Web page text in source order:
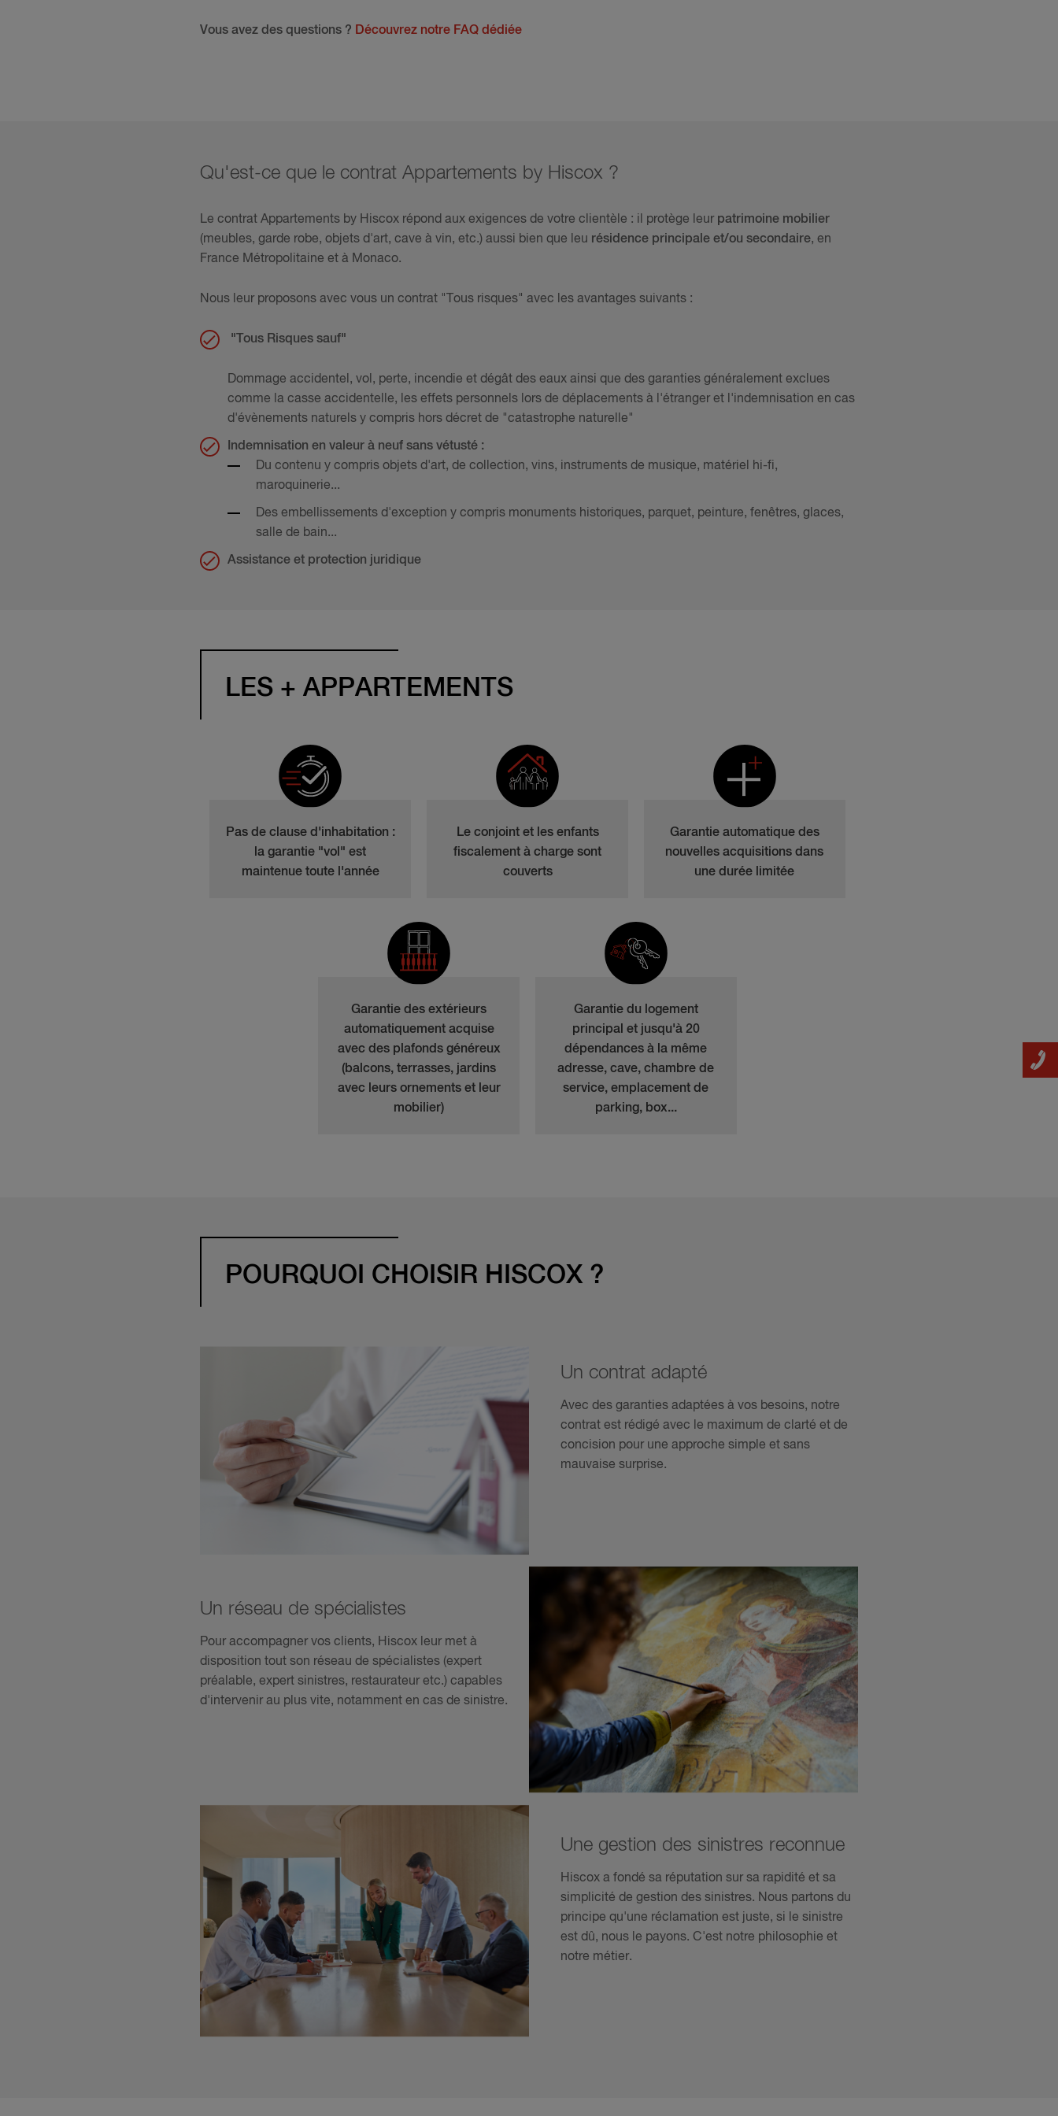
Vous avez des questions ? Découvrez notre FAQ dédiée
Qu'est-ce que le contrat Appartements by Hiscox ?
Le contrat Appartements by Hiscox répond aux exigences de votre clientèle : il protège leur patrimoine mobilier
(meubles, garde robe, objets d'art, cave à vin, etc.) aussi bien que leu résidence principale et/ou secondaire, en
France Métropolitaine et à Monaco.
Nous leur proposons avec vous un contrat "Tous risques" avec les avantages suivants :
"Tous Risques sauf"
Dommage accidentel, vol, perte, incendie et dégât des eaux ainsi que des garanties généralement exclues
comme la casse accidentelle, les effets personnels lors de déplacements à l'étranger et l'indemnisation en cas
d'évènements naturels y compris hors décret de "catastrophe naturelle"
Indemnisation en valeur à neuf sans vétusté :
Du contenu y compris objets d'art, de collection, vins, instruments de musique, matériel hi-fi,
maroquinerie...
Des embellissements d'exception y compris monuments historiques, parquet, peinture, fenêtres, glaces,
salle de bain...
Assistance et protection juridique
LES + APPARTEMENTS
Pas de clause d'inhabitation :
la garantie "vol" est
maintenue toute l'année
Le conjoint et les enfants
fiscalement à charge sont
couverts
Garantie automatique des
nouvelles acquisitions dans
une durée limitée
Garantie des extérieurs
automatiquement acquise
avec des plafonds généreux
(balcons, terrasses, jardins
avec leurs ornements et leur
mobilier)
Garantie du logement
principal et jusqu'à 20
dépendances à la même
adresse, cave, chambre de
service, emplacement de
parking, box...
POURQUOI CHOISIR HISCOX ?
Un contrat adapté
Avec des garanties adaptées à vos besoins, notre
contrat est rédigé avec le maximum de clarté et de
concision pour une approche simple et sans
mauvaise surprise.
Un réseau de spécialistes
Pour accompagner vos clients, Hiscox leur met à
disposition tout son réseau de spécialistes (expert
préalable, expert sinistres, restaurateur etc.) capables
d'intervenir au plus vite, notamment en cas de sinistre.
Une gestion des sinistres reconnue
Hiscox a fondé sa réputation sur sa rapidité et sa
simplicité de gestion des sinistres. Nous partons du
principe qu'une réclamation est juste, si le sinistre
est dû, nous le payons. C'est notre philosophie et
notre métier.